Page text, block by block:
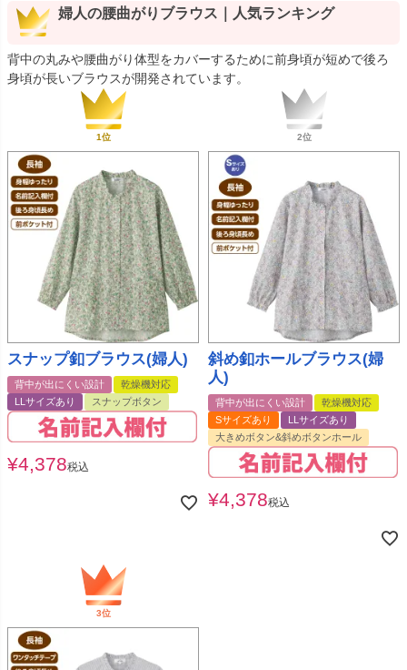
婦人の腰曲がりブラウス｜人気ランキング
背中の丸みや腰曲がり体型をカバーするために前身頃が短めで後ろ
身頃が長いブラウスが開発されています。
スナップ釦ブラウス(婦人)
背中が出にくい設計
乾燥機対応
LLサイズあり
スナップボタン
¥4,378税込
斜め釦ホールブラウス(婦
人)
背中が出にくい設計
乾燥機対応
Sサイズあり
LLサイズあり
大きめボタン&斜めボタンホール
¥4,378税込